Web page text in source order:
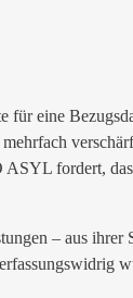
für eine
ASYL fordert,
– aus ihrer